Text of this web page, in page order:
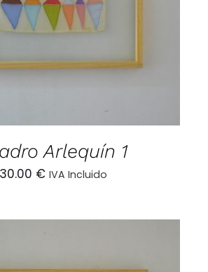
Arlequín 1
€ IVA Incluido